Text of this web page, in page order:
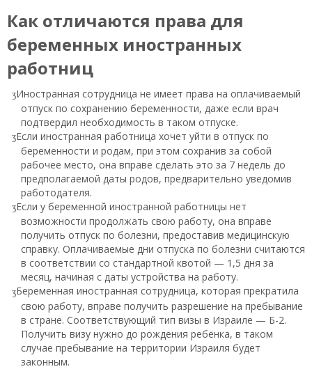
Как отличаются права для
беременных иностранных
работниц
Иностранная сотрудница не имеет права на оплачиваемый
отпуск по сохранению беременности, даже если врач
подтвердил необходимость в таком отпуске.
Если иностранная работница хочет уйти в отпуск по
беременности и родам, при этом сохранив за собой
рабочее место, она вправе сделать это за 7 недель до
предполагаемой даты родов, предварительно уведомив
работодателя.
Если у беременной иностранной работницы нет
возможности продолжать свою работу, она вправе
получить отпуск по болезни, предоставив медицинскую
справку. Оплачиваемые дни отпуска по болезни считаются
в соответствии со стандартной квотой — 1,5 дня за
месяц, начиная с даты устройства на работу.
Беременная иностранная сотрудница, которая прекратила
свою работу, вправе получить разрешение на пребывание
в стране. Соответствующий тип визы в Израиле — Б-2.
Получить визу нужно до рождения ребёнка, в таком
случае пребывание на территории Израиля будет
законным.